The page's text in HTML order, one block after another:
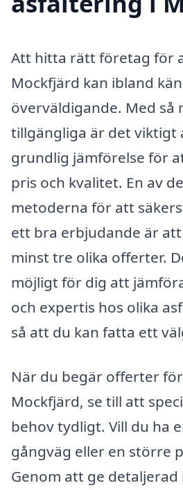
Att hitta rätt företag för
Mockfjärd kan ibland
överväldigande. Med så
tillgängliga är det viktigt
grundlig jämförelse för
pris och kvalitet. En av
metoderna för att
ett bra erbjudande är
minst tre olika offerter.
möjligt för dig att
och expertis hos olika
så att du kan fatta ett
När du begär offerter
Mockfjärd, se till att
behov tydligt. Vill du ha
gångväg eller en större
Genom att ge